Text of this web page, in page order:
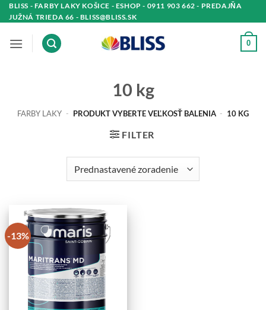
Skip
to
BLISS - FARBY LAKY KOŠICE - ESHOP - 0911 903 662 - PREDAJŇA
JUŽNÁ TRIEDA 66 - BLISS@BLISS.SK
0
10 kg
FARBY LAKY - PRODUKT VYBERTE VEĽKOSŤ BALENIA - 10 KG
FILTER
-13%